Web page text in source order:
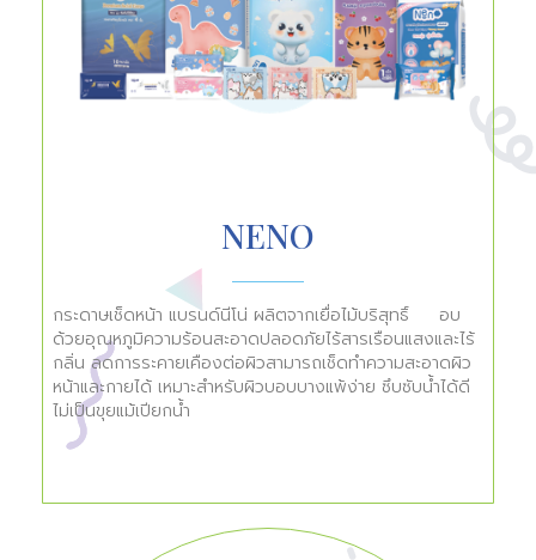
NENO
กระดาษเช็ดหน้า แบรนด์นีโน่ ผลิตจากเยื่อไม้บริสุทธิ์     อบ
ด้วยอุณหภูมิความร้อนสะอาดปลอดภัยไร้สารเรือนแสงและไร้
กลิ่น ลดการระคายเคืองต่อผิวสามารถเช็ดทำความสะอาดผิว
หน้าและกายได้ เหมาะสำหรับผิวบอบบางแพ้ง่าย ซึบซับน้ำได้ดี